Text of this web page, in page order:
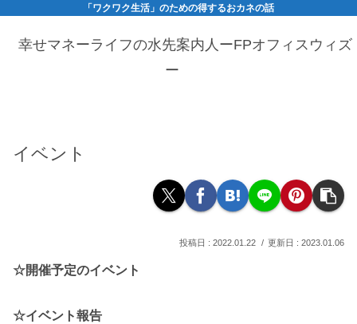
「ワクワク生活」のための得するおカネの話
幸せマネーライフの水先案内人ーFPオフィスウィズ
ー
イベント
2022.01.22 2023.01.06
☆開催予定のイベント
☆イベント報告